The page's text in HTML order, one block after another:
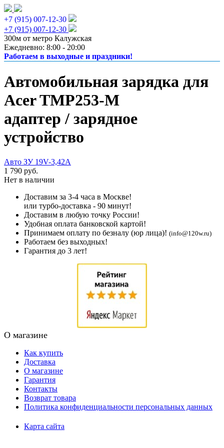
+7 (915) 007-12-30
+7 (915) 007-12-30
300м от метро Калужская
Ежедневно: 8:00 - 20:00
Работаем в выходные и праздники!
Автомобильная зарядка для
Acer TMP253-M
адаптер / зарядное
устройство
Авто ЗУ 19V-3,42A
1 790 руб.
Нет в наличии
Доставим за 3-4 часа в Москве!
или турбо-доставка - 90 минут!
Доставим в любую точку России!
Удобная оплата банковской картой!
Принимаем оплату по безналу (юр лица)! (info@120w.ru)
Работаем без выходных!
Гарантия до 3 лет!
О магазине
Как купить
Доставка
О магазине
Гарантия
Контакты
Возврат товара
Политика конфиденциальности персональных данных
Карта сайта